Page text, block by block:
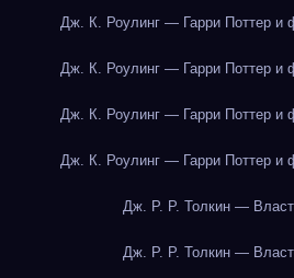
Дж. К. Роулинг — Гарри Поттер и
Дж. К. Роулинг — Гарри Поттер и
Дж. К. Роулинг — Гарри Поттер и
Дж. К. Роулинг — Гарри Поттер и
Дж. Р. Р. Толкин —
Дж. Р. Р. Толкин —